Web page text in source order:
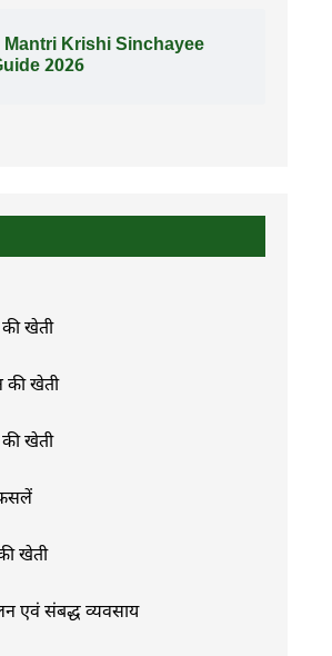
Mantri Krishi Sinchayee
2026
खेती
की खेती
खेती
खेती
एवं संबद्ध व्यवसाय